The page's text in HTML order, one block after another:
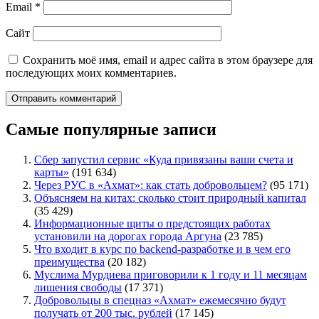
Email *
Сайт
Сохранить моё имя, email и адрес сайта в этом браузере для
последующих моих комментариев.
Самые популярные записи
Сбер запустил сервис «Куда привязаны ваши счета и
карты» (191 634)
Через РУС в «Ахмат»: как стать добровольцем? (95 171)
Объясняем на китах: сколько стоит природный капитал
(35 429)
Информационные щиты о предстоящих работах
установили на дорогах города Аргуна (23 785)
Что входит в курс по backend-разработке и в чем его
преимущества (20 182)
Муслима Мурдиева приговорили к 1 году и 11 месяцам
лишения свободы (17 371)
Добровольцы в спецназ «Ахмат» ежемесячно будут
получать от 200 тыс. рублей (17 145)